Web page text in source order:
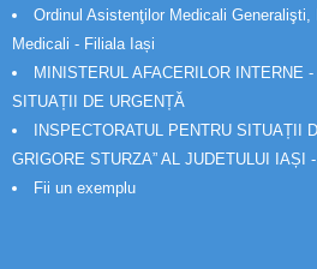
Ordinul Asistenţilor Medicali
Medicali - Filiala Iași
MINISTERUL AFACERILOR INTERNE
SITUAȚII DE URGENȚĂ
INSPECTORATUL PENTRU SITUAȚII
GRIGORE STURZA” AL JUDETULUI IAȘI -
Fii un exemplu